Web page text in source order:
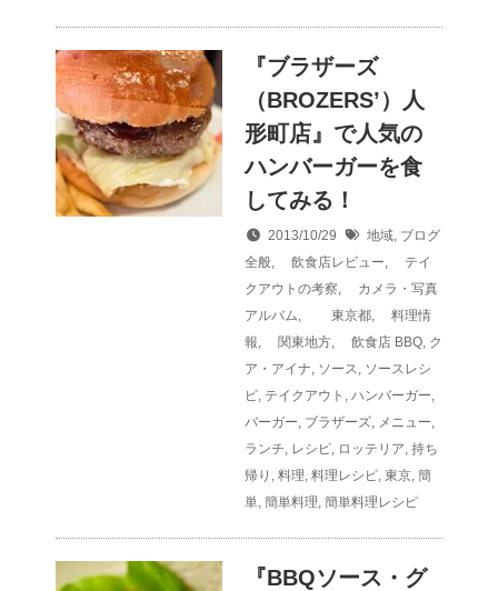
『ブラザーズ
（BROZERS’）人
形町店』で人気の
ハンバーガーを食
してみる！
2013/10/29 地域, ブログ
全般, 飲食店レビュー,
テイ
クアウトの考察,
カメラ・写真
アルバム, 東京都,
料理情
報, 関東地方, 飲食店 BBQ, ク
ア・アイナ, ソース, ソースレシ
ピ, テイクアウト , ハンバーガー,
バーガー, ブラザーズ, メニュー,
ランチ, レシピ, ロッテリア, 持ち
帰り , 料理, 料理レシピ, 東京, 簡
単, 簡単料理, 簡単料理レシピ
『BBQソース・グ